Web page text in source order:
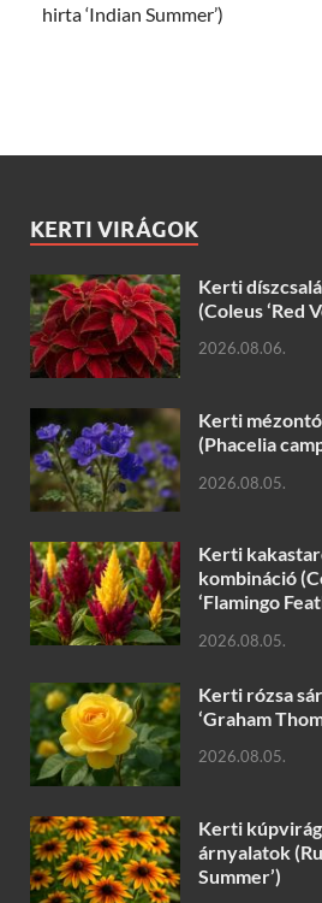
hirta ‘Indian Summer’)
KERTI VIRÁGOK
Kerti
(Coleus ‘Red
2026.08.06.
Kerti
(Phacelia
2026.08.05.
Kerti
kombináció
‘Flamingo
2026.08.05.
Kerti rózsa
‘Graham
2026.08.05.
Kerti
árnyalatok
Summer’)